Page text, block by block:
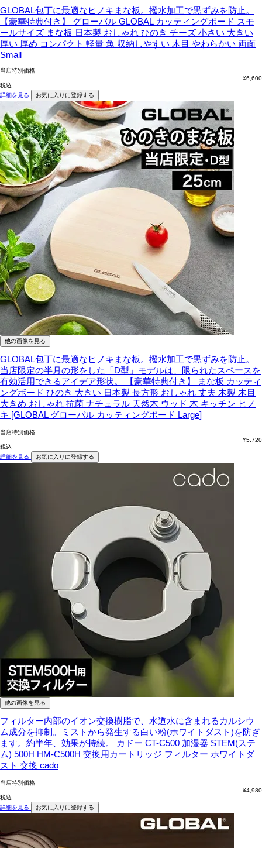
GLOBAL包丁に最適なヒノキまな板。撥水加工で黒ずみを防止。
【豪華特典付き】 グローバル GLOBAL カッティングボード スモ
ールサイズ まな板 日本製 おしゃれ ひのき チーズ 小さい 大きい
厚い 厚め コンパクト 軽量 魚 収納しやすい 木目 やわらかい 両面
Small
当店特別価格
¥6,600
税込
詳細を見る
お気に入りに登録する
他の画像を見る
GLOBAL包丁に最適なヒノキまな板。撥水加工で黒ずみを防止。
当店限定の半月の形をした「D型」モデルは、限られたスペースを
有効活用できるアイデア形状。
【豪華特典付き】 まな板 カッティ
ングボード ひのき 大きい 日本製 長方形 おしゃれ 丈夫 木製 木目
大きめ おしゃれ 抗菌 ナチュラル 天然木 ウッド 木 キッチン ヒノ
キ [GLOBAL グローバル カッティングボード Large]
当店特別価格
¥5,720
税込
詳細を見る
お気に入りに登録する
他の画像を見る
フィルター内部のイオン交換樹脂で、水道水に含まれるカルシウ
ム成分を抑制。ミストから発生する白い粉(ホワイトダスト)を防ぎ
ます。約半年、効果が持続。
カドー CT-C500 加湿器 STEM(ステ
ム) 500H HM-C500H 交換用カートリッジ フィルター ホワイトダ
スト 交換 cado
当店特別価格
¥4,980
税込
詳細を見る
お気に入りに登録する